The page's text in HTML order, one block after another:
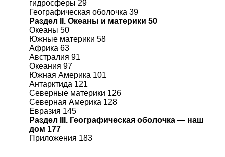
гидросферы 29
Географическая оболочка 39
Раздел II. Океаны и материки 50
Океаны 50
Южные материки 58
Африка 63
Австралия 91
Океания 97
Южная Америка 101
Антарктида 121
Северные материки 126
Северная Америка 128
Евразия 145
Раздел III. Географическая оболочка — наш
дом 177
Приложения 183